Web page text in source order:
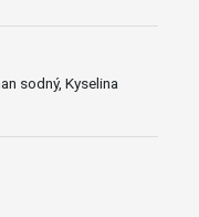
sodný, Kyselina